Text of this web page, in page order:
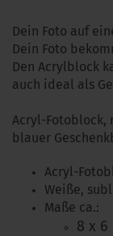
Dein Foto auf
Dein Foto
Den Acrylblock
auch ideal als
Acryl-Fotoblock,
blauer
Acryl-
Weiße,
Maße ca.:
8 x 6